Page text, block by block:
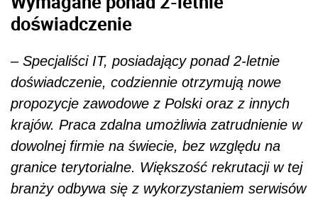
doświadczenie
– Specjaliści IT, posiadający ponad 2-letnie
doświadczenie, codziennie otrzymują nowe
propozycje zawodowe z Polski oraz z innych
krajów. Praca zdalna umożliwia zatrudnienie w
dowolnej firmie na świecie, bez względu na
granice terytorialne. Większość rekrutacji w tej
branży odbywa się z wykorzystaniem serwisów